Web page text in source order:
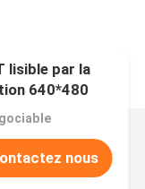
lisible par la
640*480
nous